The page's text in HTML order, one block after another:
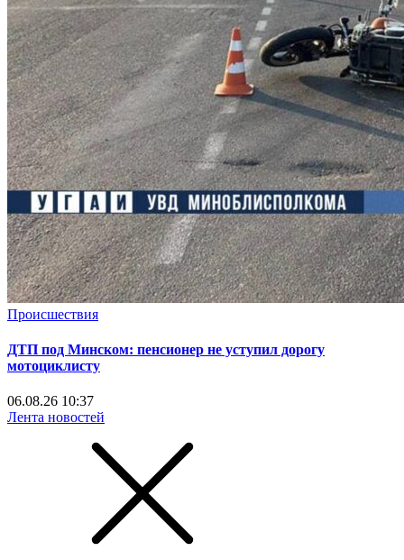
Происшествия
ДТП под Минском: пенсионер не уступил дорогу
мотоциклисту
06.08.26 10:37
Лента новостей